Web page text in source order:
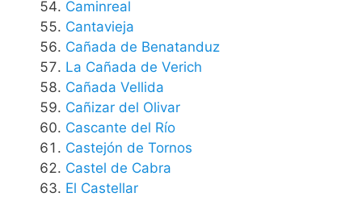
Caminreal
Cantavieja
Cañada de Benatanduz
La Cañada de Verich
Cañada Vellida
Cañizar del Olivar
Cascante del Río
Castejón de Tornos
Castel de Cabra
El Castellar